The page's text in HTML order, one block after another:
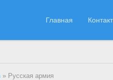
Главная
» Русская армия